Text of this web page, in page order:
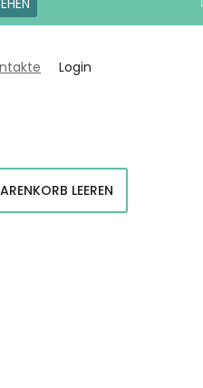
Login
WARENKORB
LEEREN